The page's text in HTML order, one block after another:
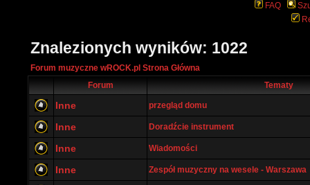
FAQ
Znalezionych wyników: 1022
Forum muzyczne wROCK.pl Strona Główna
Forum
Tematy
Inne przegląd domu
Inne Doradźcie instrument
Inne Wiadomości
Inne Zespół muzyczny na wesele - Warszawa